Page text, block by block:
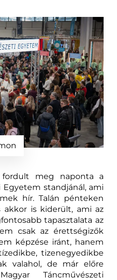
fordult meg naponta a
Egyetem standjánál, ami
hír. Talán pénteken
akkor is kiderült, ami az
tapasztalata az
csak az érettségizők
képzése iránt, hanem
tizenegyedikbe
valahol, de már előre
Táncművészeti